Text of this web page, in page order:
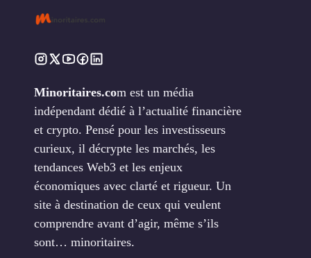
Minoritaires.com est un média
indépendant dédié à l’actualité financière
et crypto. Pensé pour les investisseurs
curieux, il décrypte les marchés, les
tendances Web3 et les enjeux
économiques avec clarté et rigueur. Un
site à destination de ceux qui veulent
comprendre avant d’agir, même s’ils
sont… minoritaires.